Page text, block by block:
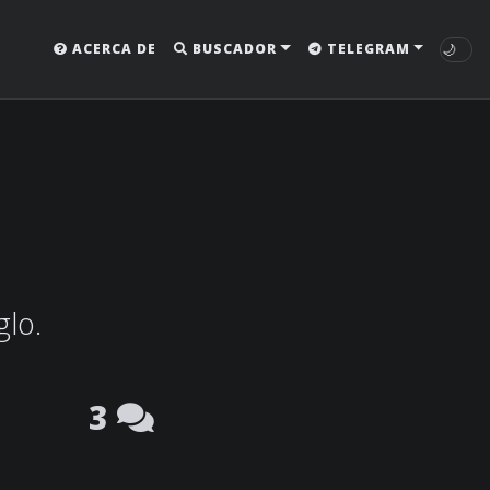
ACERCA DE BUSCADOR TELEGRAM 🌙
3